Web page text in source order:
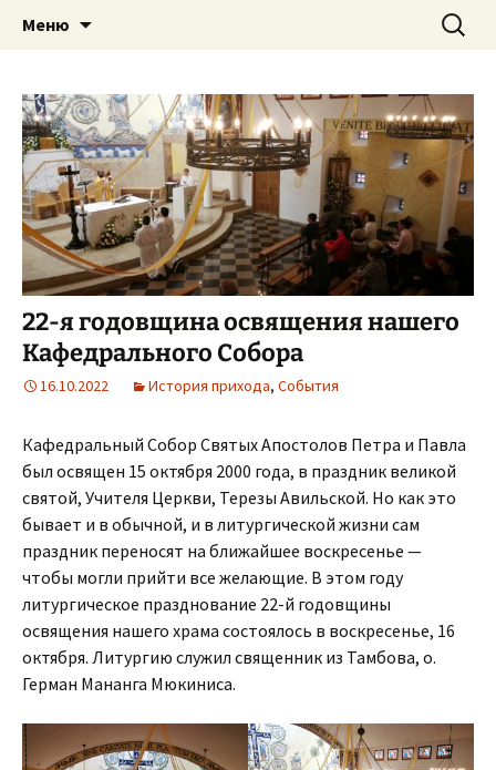
Римско-католическая
церковь в Саратове
Приход святого Климента
Меню Найти:
22-я годовщина освящения нашего
Кафедрального Собора
16.10.2022 История прихода, События
Кафедральный Собор Святых Апостолов Петра и Павла
был освящен 15 октября 2000 года, в праздник великой
святой, Учителя Церкви, Терезы Авильской. Но как это
бывает и в обычной, и в литургической жизни сам
праздник переносят на ближайшее воскресенье —
чтобы могли прийти все желающие. В этом году
литургическое празднование 22-й годовщины
освящения нашего храма состоялось в воскресенье, 16
октября. Литургию служил священник из Тамбова, о.
Герман Мананга Мюкиниса.